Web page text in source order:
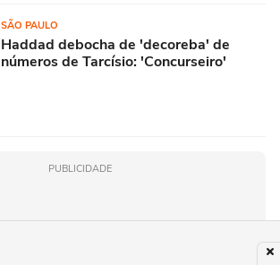
SÃO PAULO
Haddad debocha de 'decoreba' de
números de Tarcísio: 'Concurseiro'
PUBLICIDADE